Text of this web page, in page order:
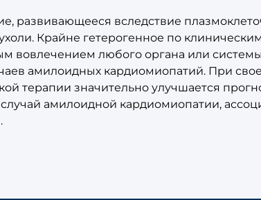
развивающееся вследствие
Крайне гетерогенное по
вовлечением любого органа или
амилоидных кардиомиопатий. При
терапии значительно улучшается
амилоидной кардиомиопатии,